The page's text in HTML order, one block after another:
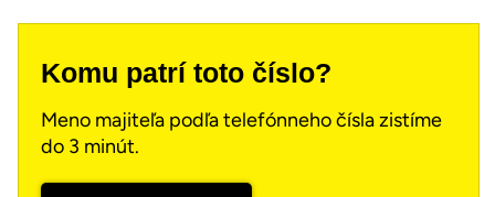
Komu patrí toto číslo?
Meno majiteľa podľa telefónneho čísla zistíme
do 3 minút.